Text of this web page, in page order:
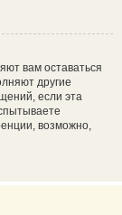
вам оставаться
другие
если эта
возможно,